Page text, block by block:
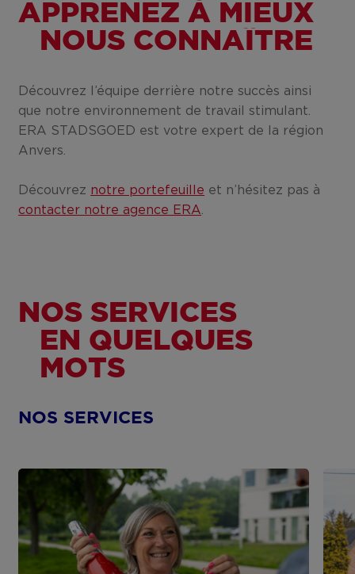
APPRENEZ À MIEUX
NOUS CONNAÎTRE
Découvrez l’équipe derrière notre succès ainsi
que notre environnement de travail stimulant.
ERA STADSGOED est votre expert de la région
Anvers.
Découvrez notre portefeuille et n’hésitez pas à
contacter notre agence ERA
NOS SERVICES
EN QUELQUES
MOTS
NOS SERVICES